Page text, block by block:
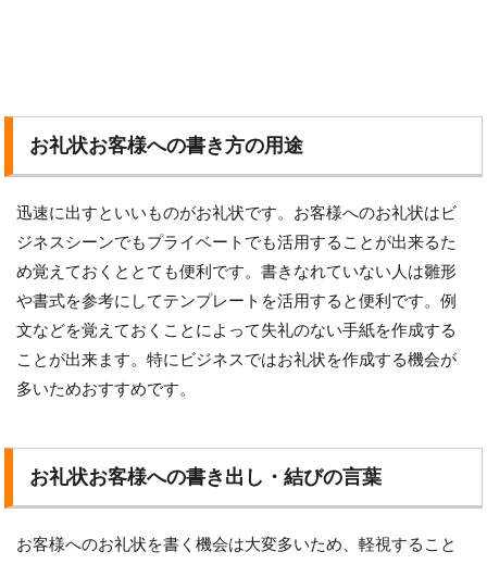
お礼状お客様への書き方の用途
迅速に出すといいものがお礼状です。お客様へのお礼状はビ
ジネスシーンでもプライベートでも活用することが出来るた
め覚えておくととても便利です。書きなれていない人は雛形
や書式を参考にしてテンプレートを活用すると便利です。例
文などを覚えておくことによって失礼のない手紙を作成する
ことが出来ます。特にビジネスではお礼状を作成する機会が
多いためおすすめです。
お礼状お客様への書き出し・結びの言葉
お客様へのお礼状を書く機会は大変多いため、軽視すること